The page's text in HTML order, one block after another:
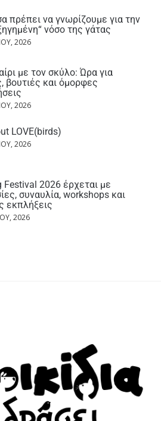
πρέπει να γνωρίζουμε για την
νόσο της γάτας
2026
με τον σκύλο: Ώρα για
βουτιές και όμορφες
2026
LOVE(birds)
2026
Festival 2026 έρχεται με
συναυλία, workshops και
εκπλήξεις
2026